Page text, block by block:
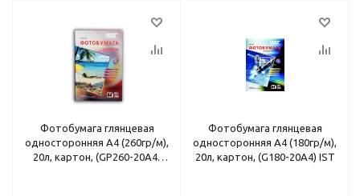
Фотобумага глянцевая
односторонняя A4 (260гр/м),
20л, картон, (GP260-20A4)
Фотобумага глянцевая
односторонняя A4 (180гр/м),
20л, картон, (G180-20A4) IST